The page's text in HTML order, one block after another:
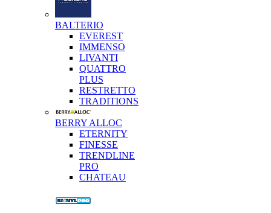
BALTERIO
EVEREST
IMMENSO
LIVANTI
QUATTRO
PLUS
RESTRETTO
TRADITIONS
BERRY ALLOC
ETERNITY
FINESSE
TRENDLINE
PRO
CHATEAU